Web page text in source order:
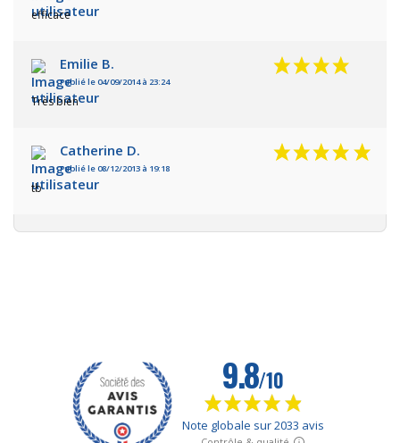
efficace
Emilie B.
Publié le 04/09/2014 à 23:24
Très bien
Catherine D.
Publié le 08/12/2013 à 19:18
tb